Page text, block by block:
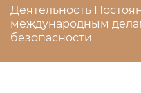
Деятельность
международным
безопасности